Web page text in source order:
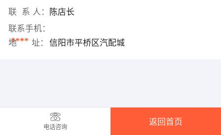
联 系 人：
陈店长
联系手机：
****
地 址： 信阳市平桥区汽配城
电话咨询
返回首页